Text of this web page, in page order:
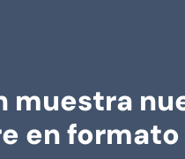
muestra
en